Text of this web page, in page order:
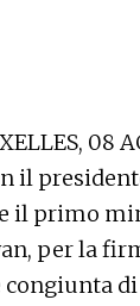
08
il
il primo
per la
di